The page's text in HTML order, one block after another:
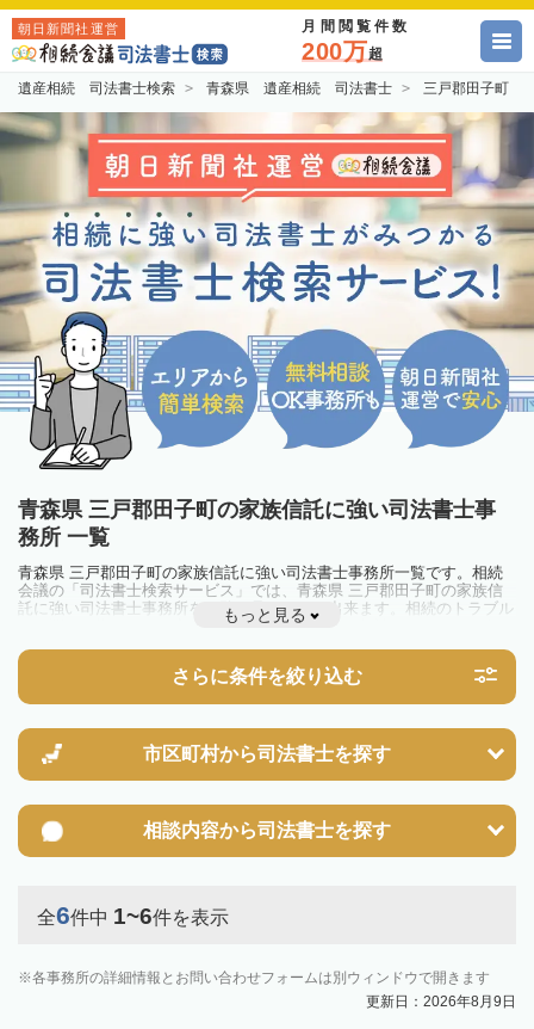
朝日新聞社運営 月間閲覧件数
200万超
遺産相続 司法書士検索 青森県 遺産相続 司法書士 三戸郡田子町
青森県 三戸郡田子町の家族信託に強い司法書士事
務所 一覧
青森県 三戸郡田子町の家族信託に強い司法書士事務所一覧です。相続
会議の「司法書士検索サービス」では、青森県 三戸郡田子町の家族信
託に強い司法書士事務所を一覧で見ることが出来ます。相続のトラブル
やお悩みを抱えている方は一度近隣の司法書士に相談してみましょう。
もっと見る
さらに条件を絞り込む
市区町村から司法書士を探す
相談内容から司法書士を探す
全6件中 1~6件を表示
各事務所の詳細情報とお問い合わせフォームは別ウィンドウで開きます
更新日：2026年8月9日